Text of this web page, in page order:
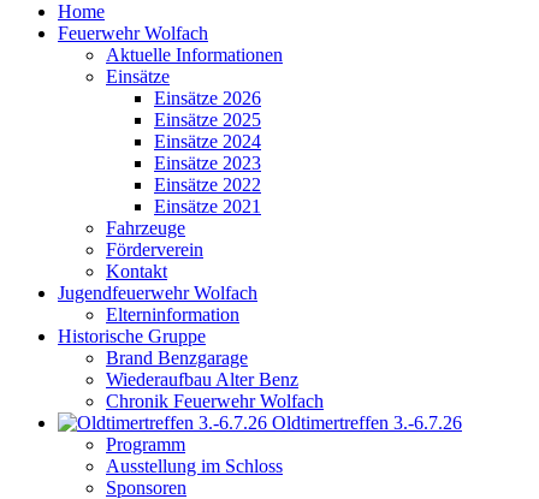
Home
Feuerwehr Wolfach
Aktuelle Informationen
Einsätze
Einsätze 2026
Einsätze 2025
Einsätze 2024
Einsätze 2023
Einsätze 2022
Einsätze 2021
Fahrzeuge
Förderverein
Kontakt
Jugendfeuerwehr Wolfach
Elterninformation
Historische Gruppe
Brand Benzgarage
Wiederaufbau Alter Benz
Chronik Feuerwehr Wolfach
Oldtimertreffen 3.-6.7.26
Programm
Ausstellung im Schloss
Sponsoren